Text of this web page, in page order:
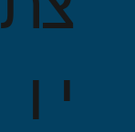
מחיר רגיל
מחיר‏2,790.00 ‏₪
מחיר רגיל
ו י